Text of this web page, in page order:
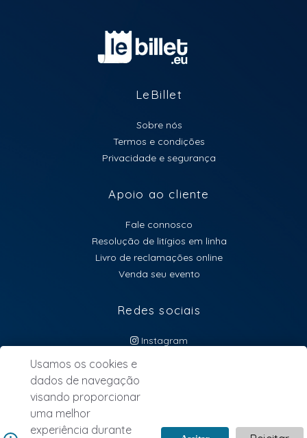
LeBillet
Sobre nós
Termos e condições
Privacidade e segurança
Apoio ao cliente
Fale connosco
Resolução de litígios em linha
Livro de reclamações online
Venda seu evento
Redes sociais
Instagram
atendimento@lebillet.eu
NEWSLETTER
Usamos os cookies e
dados de navegação
visando proporcionar
uma melhor
experiência durante